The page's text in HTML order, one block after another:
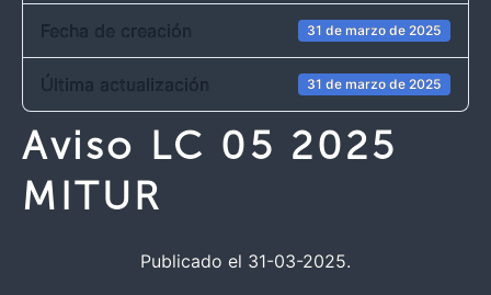
Fecha de creación 31 de marzo de 2025
Última actualización 31 de marzo de 2025
Aviso LC 05 2025
MITUR
Publicado el 31-03-2025.